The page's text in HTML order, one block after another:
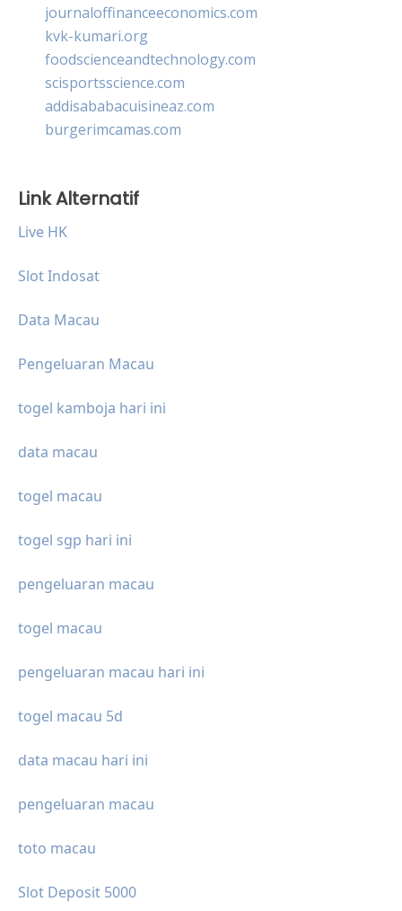
journaloffinanceeconomics.com
kvk-kumari.org
foodscienceandtechnology.com
scisportsscience.com
addisababacuisineaz.com
burgerimcamas.com
Link Alternatif
Live HK
Slot Indosat
Data Macau
Pengeluaran Macau
togel kamboja hari ini
data macau
togel macau
togel sgp hari ini
pengeluaran macau
togel macau
pengeluaran macau hari ini
togel macau 5d
data macau hari ini
pengeluaran macau
toto macau
Slot Deposit 5000